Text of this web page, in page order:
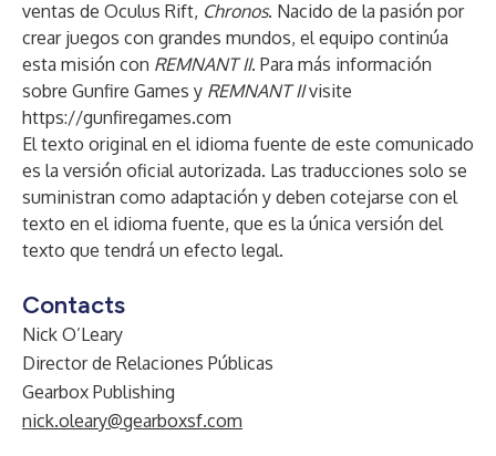
ventas de Oculus Rift, Chronos. Nacido de la pasión por
crear juegos con grandes mundos, el equipo continúa
esta misión con REMNANT II. Para más información
sobre Gunfire Games y REMNANT IIvisite
https://gunfiregames.com
El texto original en el idioma fuente de este comunicado
es la versión oficial autorizada. Las traducciones solo se
suministran como adaptación y deben cotejarse con el
texto en el idioma fuente, que es la única versión del
texto que tendrá un efecto legal.
Contacts
Nick O’Leary
Director de Relaciones Públicas
Gearbox Publishing
nick.oleary@gearboxsf.com